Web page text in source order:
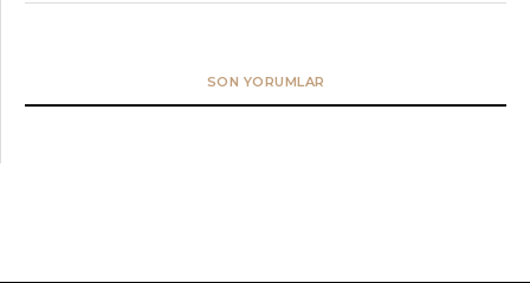
SON YORUMLAR